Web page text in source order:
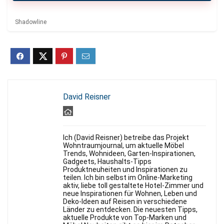
Shadowline
David Reisner
Ich (David Reisner) betreibe das Projekt
Wohntraumjournal, um aktuelle Möbel
Trends, Wohnideen, Garten-Inspirationen,
Gadgeets, Haushalts-Tipps
Produktneuheiten und Inspirationen zu
teilen. Ich bin selbst im Online-Marketing
aktiv, liebe toll gestaltete Hotel-Zimmer und
neue Inspirationen für Wohnen, Leben und
Deko-Ideen auf Reisen in verschiedene
Länder zu entdecken. Die neuesten Tipps,
aktuelle Produkte von Top-Marken und